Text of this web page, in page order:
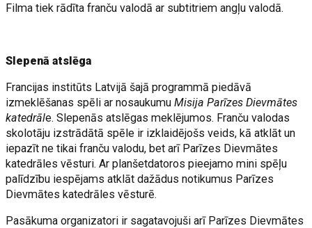
Filma tiek rādīta franču valodā ar subtitriem angļu valodā.
Slepenā atslēga
Francijas institūts Latvijā šajā programmā piedāvā
izmeklēšanas spēli ar nosaukumuMisija Parīzes Dievmātes
katedrāle. Slepenās atslēgas meklējumos. Franču valodas
skolotāju izstrādātā spēle ir izklaidējošs veids, kā atklāt un
iepazīt ne tikai franču valodu, bet arī Parīzes Dievmātes
katedrāles vēsturi. Ar planšetdatoros pieejamo mini spēļu
palīdzību iespējams atklāt dažādus notikumus Parīzes
Dievmātes katedrāles vēsturē.
Pasākuma organizatori ir sagatavojuši arī Parīzes Dievmātes